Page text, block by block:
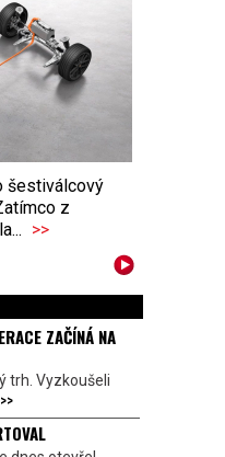
šestiválcový
z
>>
ZAČÍNÁ NA
trh. Vyzkoušeli
>>